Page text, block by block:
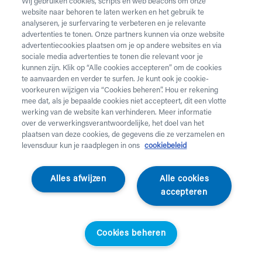
Vul onderstaand formulier in voor de huur van
zorgmateriaal.Dringende levering of levering in het
weekendnodig? Neem telefonisch contact op via 02 218
22 22.
Heb jekrukken nodig? Die kan je enkel aankopen. Wil je
huurmateriaal laten ophalen? Dat kan hier.
Opgelet!Je huurt voor minstens 1 maand en betaalt een
servicekost. Check de prijzenhier. Een gewone levering
duurt 2 werkdagen, een dringende levering krijg je de
feestdagen.
website naar behoren te laten werken en het gebruik te
analyseren, je surfervaring te verbeteren en je relevante
advertenties te tonen. Onze partners kunnen via onze website
advertentiecookies plaatsen om je op andere websites en via
sociale media advertenties te tonen die relevant voor je
kunnen zijn. Klik op “Alle cookies accepteren” om de cookies
te aanvaarden en verder te surfen. Je kunt ook je cookie-
voorkeuren wijzigen via “Cookies beheren”. Hou er rekening
mee dat, als je bepaalde cookies niet accepteert, dit een vlotte
werking van de website kan verhinderen. Meer informatie
over de verwerkingsverantwoordelijke, het doel van het
plaatsen van deze cookies, de gegevens die ze verzamelen en
levensduur kun je raadplegen in ons
cookiebeleid
Alle cookies
accepteren
Alles afwijzen
Cookies beheren